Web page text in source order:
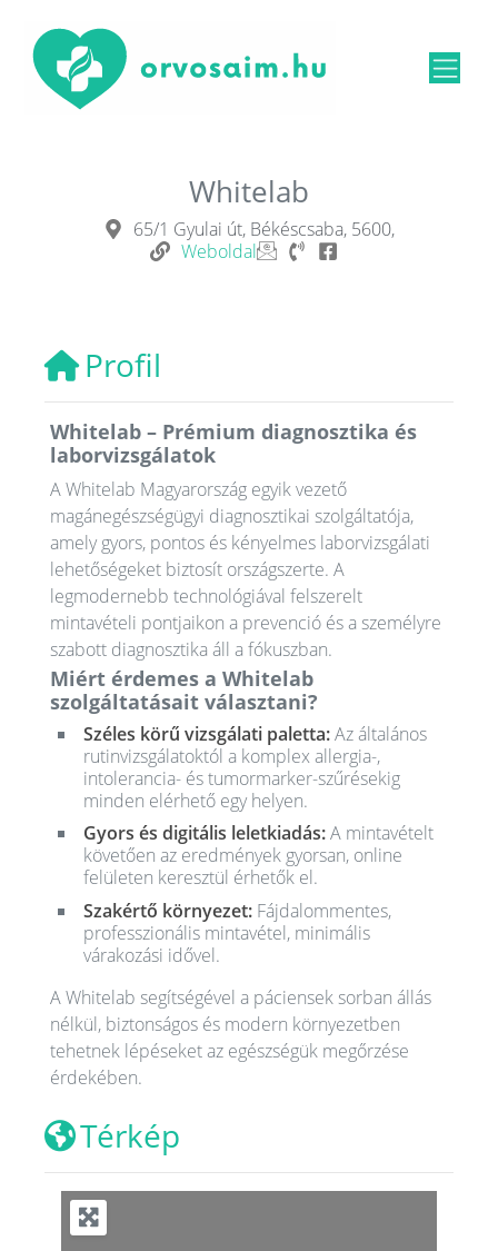
Whitelab
65/1 Gyulai út, Békéscsaba, 5600,
Weboldal
Profil
Whitelab – Prémium diagnosztika és
laborvizsgálatok
A Whitelab Magyarország egyik vezető
magánegészségügyi diagnosztikai szolgáltatója,
amely gyors, pontos és kényelmes laborvizsgálati
lehetőségeket biztosít országszerte. A
legmodernebb technológiával felszerelt
mintavételi pontjaikon a prevenció és a személyre
szabott diagnosztika áll a fókuszban.
Miért érdemes a Whitelab
szolgáltatásait választani?
Széles körű vizsgálati paletta:Az általános
rutinvizsgálatoktól a komplex allergia-,
intolerancia- és tumormarker-szűrésekig
minden elérhető egy helyen.
Gyors és digitális leletkiadás:A mintavételt
követően az eredmények gyorsan, online
felületen keresztül érhetők el.
Szakértő környezet: Fájdalommentes,
professzionális mintavétel, minimális
várakozási idővel.
A Whitelab segítségével a páciensek sorban állás
nélkül, biztonságos és modern környezetben
tehetnek lépéseket az egészségük megőrzése
érdekében.
Térkép